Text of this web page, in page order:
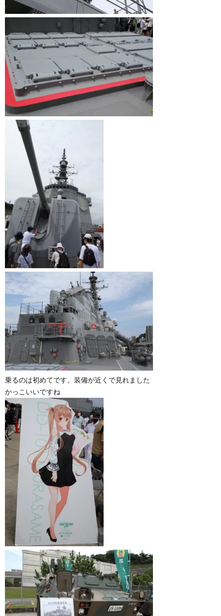
乗るのは初めてです。装備が近くで見れました
かっこいいですね